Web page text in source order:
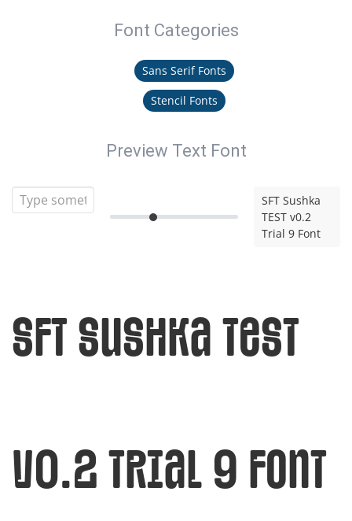
Font Categories
Sans Serif Fonts
Stencil Fonts
Preview Text Font
SFT Sushka
TEST v0.2
Trial 9 Font
SFT Sushka TEST
v0.2 Trial 9 Font